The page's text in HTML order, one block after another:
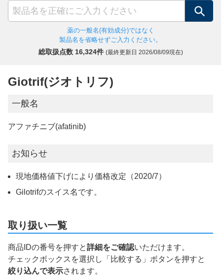
検索
薬の一般名(有効成分)ではなく
製品名を省略せずご入力ください。
総取扱点数 16,324件 (最終更新日 2026/08/09現在)
Giotrif(ジオトリフ)
一般名
アファチニブ(afatinib)
お知らせ
現地価格値下げにより価格改定（2020/7）
Gilotrifのスイス名です。
取り扱い一覧
商品IDの番号を押すと詳細をご確認いただけます。
チェックボックスを選択し「比較する」ボタンを押すと
絞り込んで表示されます。